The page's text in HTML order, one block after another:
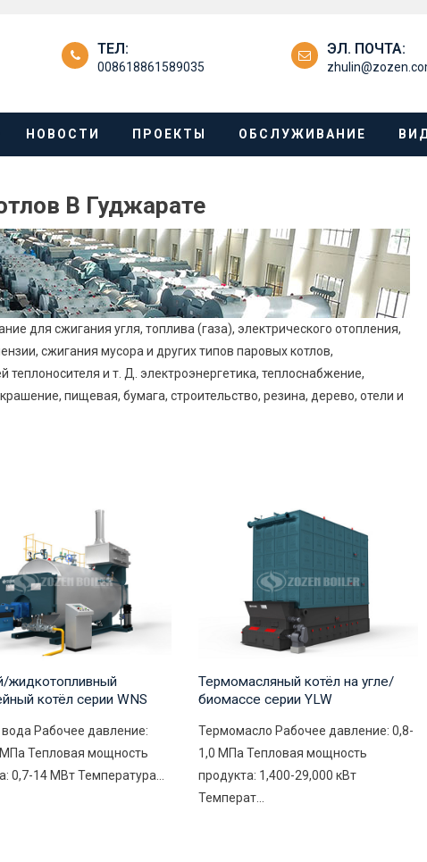
ТЕЛ:
008618861589035
ЭЛ. ПОЧТА:
НОВОСТИ ПРОЕКТЫ ОБСЛУЖИВАНИЕ
В Гуджарате
для сжигания угля, топлива (газа), электрического отопления,
сжигания мусора и других типов паровых котлов,
и т. Д. электроэнергетика, теплоснабжение,
пищевая, бумага, строительство, резина, дерево, отели и
жидкотопливный
котёл серии WNS
вода Рабочее давление:
Тепловая мощность
0,7-14 МВт Температура...
Термомасляный котёл на угле/
биомассе серии YLW
Термомасло Рабочее давление: 0,8-
1,0 МПа Тепловая мощность
продукта: 1,400-29,000 кВт
Температ...